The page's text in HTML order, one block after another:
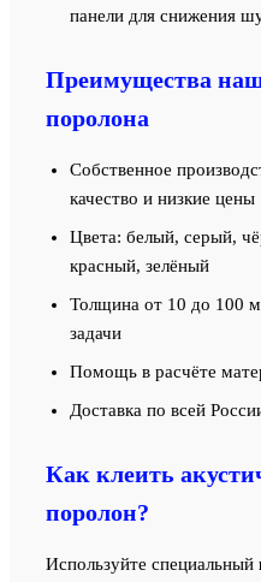
панели для снижения
Преимущества
поролона
Собственное
качество и низкие цены
Цвета: белый, серый,
красный, зелёный
Толщина от 10 до 100
задачи
Помощь в расчёте
Доставка по всей
Как клеить
поролон?
Используйте специальный